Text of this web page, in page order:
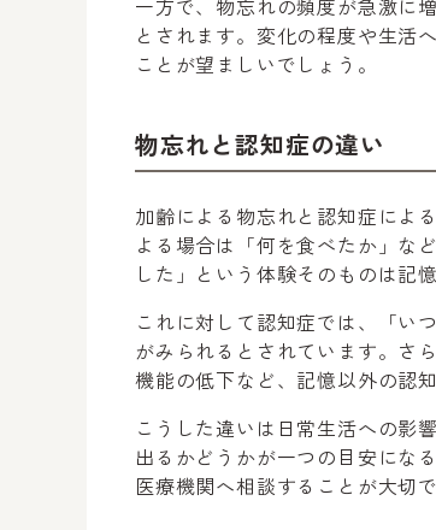
一方で、物忘れの頻度が急激に
とされます。変化の程度や生活
ことが望ましいでしょう。
物忘れと認知症の違い
加齢による物忘れと認知症によ
よる場合は「何を食べたか」な
した」という体験そのものは記
これに対して認知症では、「い
がみられるとされています。さ
機能の低下など、記憶以外の認
こうした違いは日常生活への影
出るかどうかが一つの目安にな
医療機関へ相談することが大切で